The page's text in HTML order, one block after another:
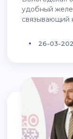
удобный
связывающий
26-03-